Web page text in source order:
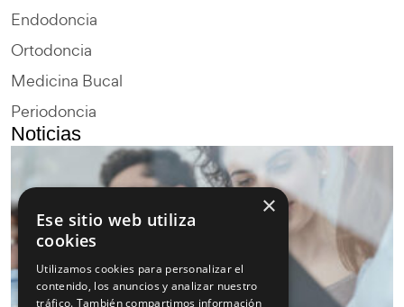
Endodoncia
Ortodoncia
Medicina Bucal
Periodoncia
Noticias
×
Ese sitio web utiliza
cookies
Utilizamos cookies para personalizar el
contenido, los anuncios y analizar nuestro
tráfico. También compartimos información